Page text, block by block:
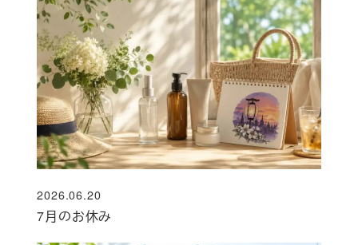
7月のお休み
投稿日
2026.06.20